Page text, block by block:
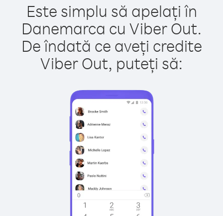
Este simplu să apelați în
Danemarca cu Viber Out.
De îndată ce aveți credite
Viber Out, puteți să: